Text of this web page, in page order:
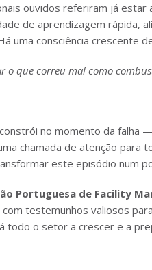
ouvidos referiram já
de aprendizagem rápida,
uma consciência crescente
o que correu mal como
no momento da falha
chamada de atenção
este episódio num
Portuguesa de Facility
testemunhos valiosos
todo o setor a crescer e a